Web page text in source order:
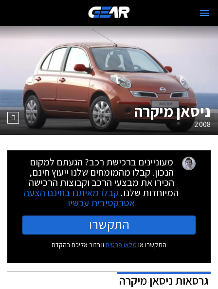
ניסאן מיקרה
2008
מעוניינים ברכישת רכב? הגעתם למקום
הנכון. קבלו מהמומחים שלנו ייעוץ חינם,
הכירו את מבצעי הרכב וקבוצות הרכישה
המיוחדות שלנו. קבלו מאיתנו בחינם הצעה
אטרקטיבית עכשיו
התקשרו
התקשרו או מלאו פרטים ונחזור אליכם בהקדם
גרסאותניסאן מיקרה